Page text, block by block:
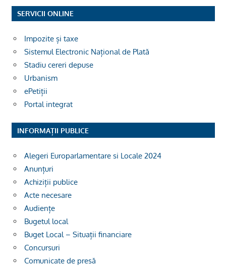
SERVICII ONLINE
Impozite și taxe
Sistemul Electronic Național de Plată
Stadiu cereri depuse
Urbanism
ePetiții
Portal integrat
INFORMAȚII PUBLICE
Alegeri Europarlamentare si Locale 2024
Anunțuri
Achiziții publice
Acte necesare
Audiențe
Bugetul local
Buget Local – Situații financiare
Concursuri
Comunicate de presă